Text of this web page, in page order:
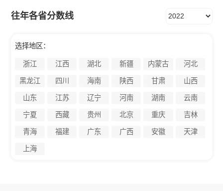
往年各省分数线
选择地区：
浙江 江西 湖北 新疆 内蒙古 河北
黑龙江 四川 海南 陕西 甘肃 山西
山东 江苏 辽宁 河南 湖南 云南
宁夏 西藏 贵州 北京 重庆 吉林
青海 福建 广东 广西 安徽 天津
上海